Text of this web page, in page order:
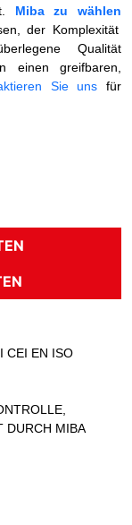
Miba zu wählen
der Komplexität
Qualität
greifbaren,
Sie uns für
CEI EN ISO
Q
MIBA